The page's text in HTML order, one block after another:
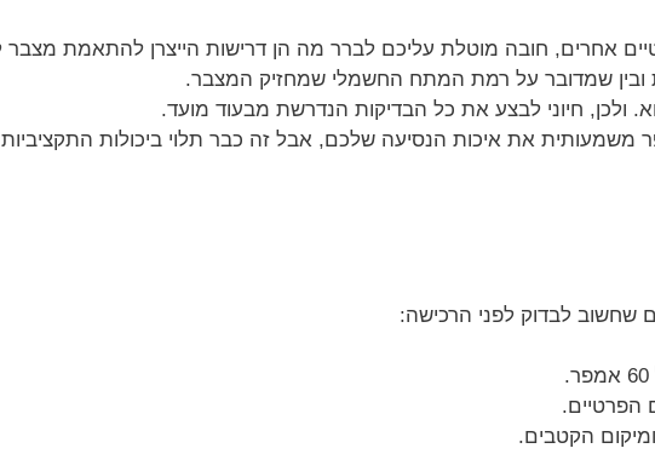
שמדובר על רמת המתח החשמלי שמחזיק המצבר.
ולכן, חיוני לבצע את כל הבדיקות הנדרשת מבעוד מועד.
משמעותית את איכות הנסיעה שלכם, אבל זה כבר תלוי ביכולות התקציביות
הקטבים.